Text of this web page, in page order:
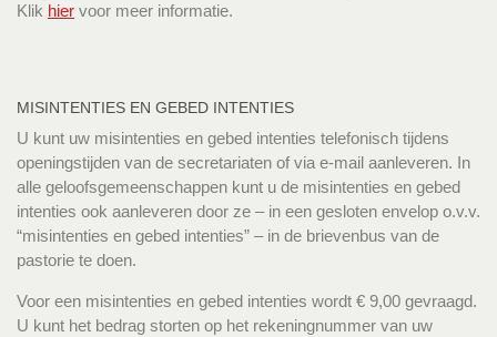
Klik hier voor meer informatie.
MISINTENTIES EN GEBED INTENTIES
U kunt uw misintenties en gebed intenties telefonisch tijdens
openingstijden van de secretariaten of via e-mail aanleveren. In
alle geloofsgemeenschappen kunt u de misintenties en gebed
intenties ook aanleveren door ze – in een gesloten envelop o.v.v.
“misintenties en gebed intenties” – in de brievenbus van de
pastorie te doen.
Voor een misintenties en gebed intenties wordt € 9,00 gevraagd.
U kunt het bedrag storten op het rekeningnummer van uw